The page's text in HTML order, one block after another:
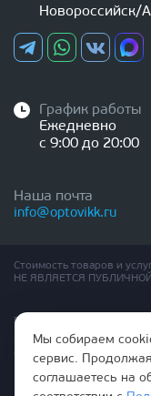
Новороссийск/
График работы
Ежедневно
с 9:00 до 20:00
Наша почта
info@optovikk.ru
Стоимость товаров и
НЕ ЯВЛЯЕТСЯ
Правила эксплутации
Политика обработки
Согласие на обработку
Мы собираем
сервис.
соглашаетесь на